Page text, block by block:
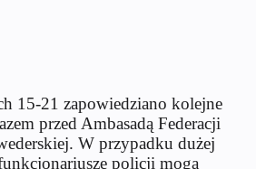
15-21 zapowiedziano kolejne
przed Ambasadą Federacji
W przypadku dużej
policji mogą